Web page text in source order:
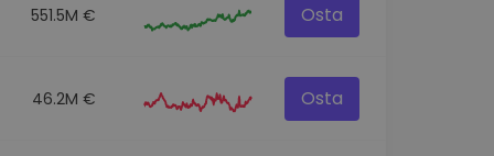
551.5M € Osta
46.2M € Osta